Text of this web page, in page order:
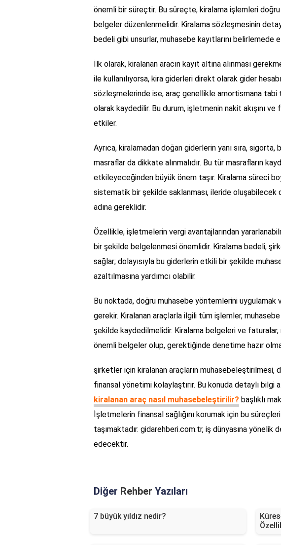
önemli bir süreçtir. Bu süreçte, kiralama işlemleri
belgeler düzenlenmelidir. Kiralama sözleşmesinin
bedeli gibi unsurlar, muhasebe kayıtlarını belirlemede
İlk olarak, kiralanan aracın kayıt altına alınması
ile kullanılıyorsa, kira giderleri direkt olarak gider
sözleşmelerinde ise, araç genellikle amortismana tabi
olarak kaydedilir. Bu durum, işletmenin nakit akışını ve
etkiler.
Ayrıca, kiralamadan doğan giderlerin yanı sıra,
masraflar da dikkate alınmalıdır. Bu tür masrafların
etkileyeceğinden büyük önem taşır. Kiralama süreci
sistematik bir şekilde saklanması, ileride oluşabilecek
adına gereklidir.
Özellikle, işletmelerin vergi avantajlarından
bir şekilde belgelenmesi önemlidir. Kiralama bedeli,
sağlar; dolayısıyla bu giderlerin etkili bir şekilde
azaltılmasına yardımcı olabilir.
Bu noktada, doğru muhasebe yöntemlerini
gerekir. Kiralanan araçlarla ilgili tüm işlemler,
şekilde kaydedilmelidir. Kiralama belgeleri ve faturalar,
önemli belgeler olup, gerektiğinde denetime hazır
şirketler için kiralanan araçların muhasebeleştirilmesi,
finansal yönetimi kolaylaştırır. Bu konuda detaylı bilgi
kiralanan araç nasıl muhasebeleştirilir? başlıklı
İşletmelerin finansal sağlığını korumak için bu
taşımaktadır. gidarehberi.com.tr, iş dünyasına yönelik
edecektir.
Diğer Rehber Yazıları
7 büyük yıldız nedir?